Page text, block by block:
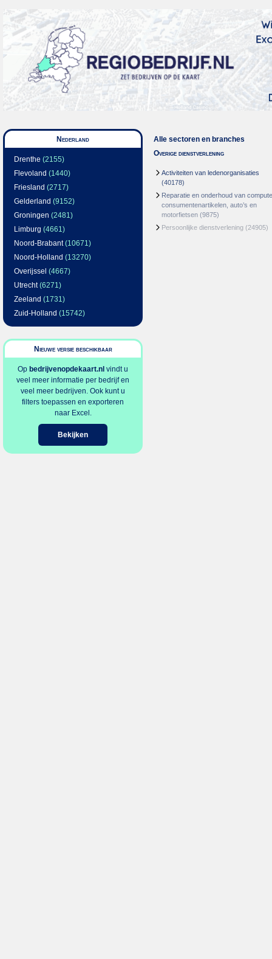
Nederland
Drenthe (2155)
Flevoland (1440)
Friesland (2717)
Gelderland (9152)
Groningen (2481)
Limburg (4661)
Noord-Brabant(10671)
Noord-Holland (13270)
Overijssel (4667)
Utrecht(6271)
Zeeland (1731)
Zuid-Holland (15742)
Nieuwe versie beschikbaar
Op bedrijvenopdekaart.nl vindt u
veel meer informatie per bedrijf en
veel meer bedrijven. Ook kunt u
filters toepassen en exporteren
naar Excel.
Bekijken
Alle sectoren en branches
Overige dienstverlening
Activiteiten van ledenorganisaties
(40178)
Reparatie en onderhoud van
consumentenartikelen, auto’s en
motorfietsen (9875)
Persoonlijke dienstverlening (24905)